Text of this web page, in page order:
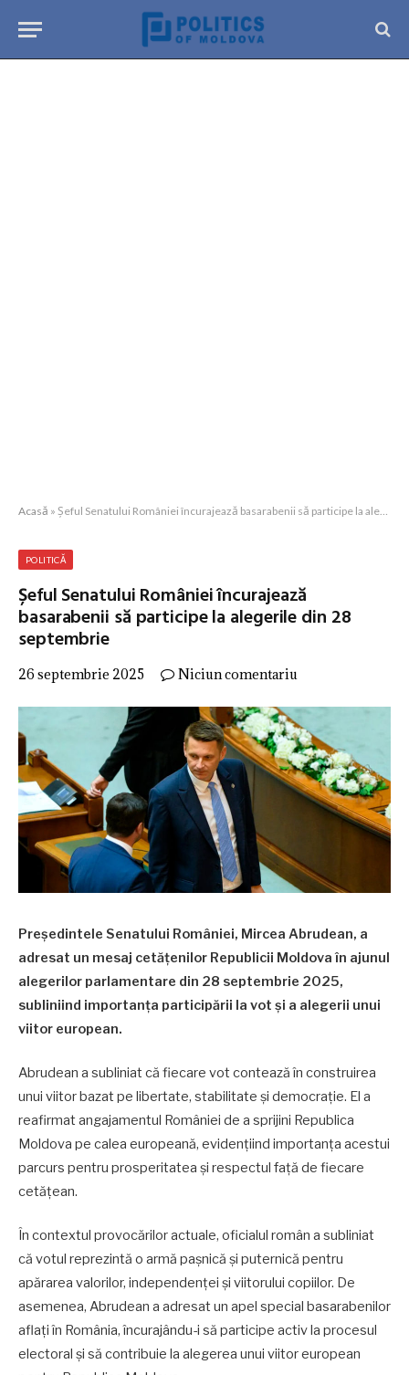
Acasă » Șeful Senatului României încurajează basarabenii să participe la alegerile din 28 septembrie
POLITICĂ
Șeful Senatului României încurajează
basarabenii să participe la alegerile din 28
septembrie
26 septembrie 2025 Niciun comentariu
Președintele Senatului României, Mircea Abrudean, a
adresat un mesaj cetățenilor Republicii Moldova în ajunul
alegerilor parlamentare din 28 septembrie 2025,
subliniind importanța participării la vot și a alegerii unui
viitor european.
Abrudean a subliniat că fiecare vot contează în construirea
unui viitor bazat pe libertate, stabilitate și democrație. El a
reafirmat angajamentul României de a sprijini Republica
Moldova pe calea europeană, evidențiind importanța acestui
parcurs pentru prosperitatea și respectul față de fiecare
cetățean.
În contextul provocărilor actuale, oficialul român a subliniat
că votul reprezintă o armă pașnică și puternică pentru
apărarea valorilor, independenței și viitorului copiilor. De
asemenea, Abrudean a adresat un apel special basarabenilor
aflați în România, încurajându-i să participe activ la procesul
electoral și să contribuie la alegerea unui viitor european